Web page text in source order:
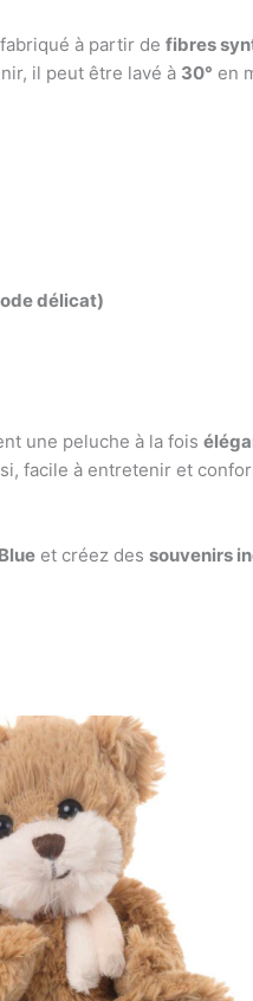
à partir de fibres
il peut être lavé à 30° en
délicat)
une peluche à la fois
facile à entretenir et
et créez des souvenirs